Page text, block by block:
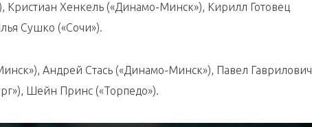
Кристиан Хенкель («Динамо-Минск»), Кирилл Готовец
Сушко («Сочи»).
Андрей Стась («Динамо-Минск»), Павел Гаврилович
Шейн Принс («Торпедо»).